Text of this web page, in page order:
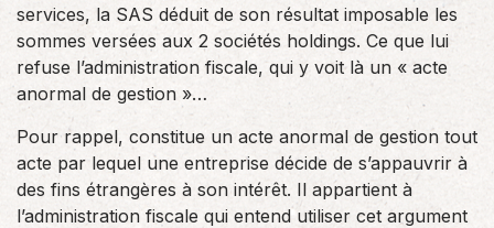
services, la SAS déduit de son résultat imposable les
sommes versées aux 2 sociétés holdings. Ce que lui
refuse l’administration fiscale, qui y voit là un « acte
anormal de gestion »…
Pour rappel, constitue un acte anormal de gestion tout
acte par lequel une entreprise décide de s’appauvrir à
des fins étrangères à son intérêt. Il appartient à
l’administration fiscale qui entend utiliser cet argument